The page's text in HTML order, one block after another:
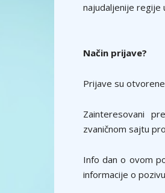
najudaljenije regije
Način prijave?
Prijave su
Zainteresovani
zvaničnom sajtu
Info dan o ovom
informacije o